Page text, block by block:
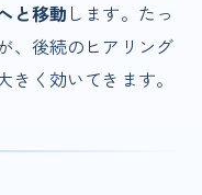
と移動 します。たっ
、後続のヒアリング
く効いてきます。